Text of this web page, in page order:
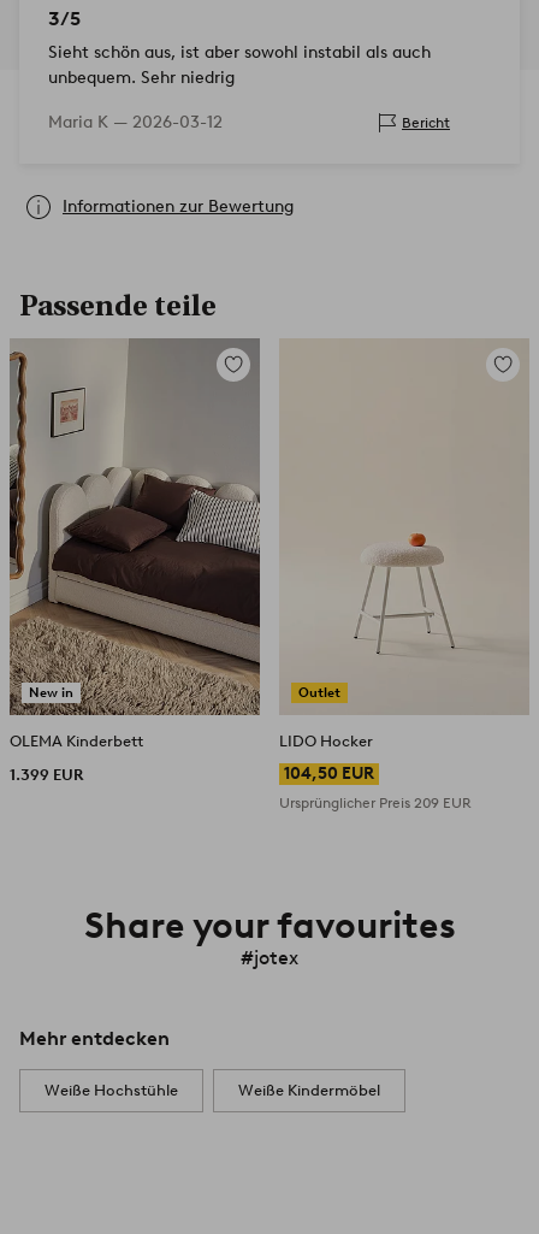
3/5
Sieht schön aus, ist aber sowohl instabil als auch
unbequem. Sehr niedrig
Maria K — 2026-03-12 Bericht
Informationen zur Bewertung
Passende teile
New in
Zu
OLEMA Kinderbett
1.399 EUR
Outlet
Zu
LIDO Hocker
104,50 EUR
Ursprünglicher Preis 209 EUR
Share your favourites
#jotex
Mehr entdecken
Weiße Hochstühle Weiße Kindermöbel